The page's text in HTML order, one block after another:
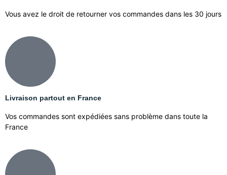
Vous avez le droit de retourner vos commandes dans les 30 jours
Livraison partout en France
Vos commandes sont expédiées sans problème dans toute la
France